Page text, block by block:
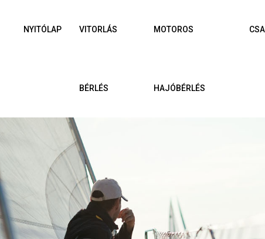
NYITÓLAP VITORLÁS
BÉRLÉS
MOTOROS
HAJÓBÉRLÉS